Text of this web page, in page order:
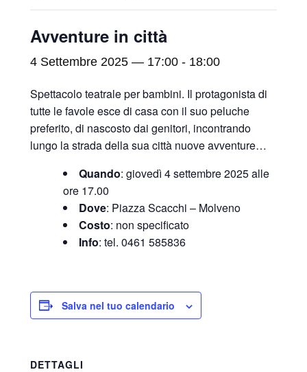
Avventure in città
4 Settembre 2025 — 17:00 - 18:00
Spettacolo teatrale per bambini. Il protagonista di
tutte le favole esce di casa con il suo peluche
preferito, di nascosto dai genitori, incontrando
lungo la strada della sua città nuove avventure…
Quando: giovedì 4 settembre 2025 alle
ore 17.00
Dove: Piazza Scacchi – Molveno
Costo: non specificato
Info: tel. 0461 585836
Salva nel tuo calendario
DETTAGLI